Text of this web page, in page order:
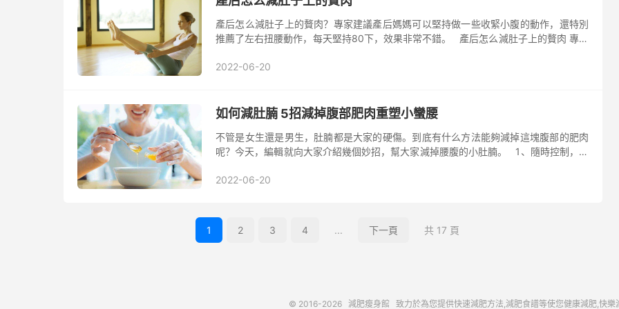
產后怎么減肚子上的贅肉？專家建議產后媽媽可以堅持做一些收緊小腹的動作，還特別
推薦了左右扭腰動作，每天堅持80下，效果非常不錯。 產后怎么減肚子上的贅肉 專家
上...
2022-06-20
如何減肚腩 5招減掉腹部肥肉重塑小蠻腰
不管是女生還是男生，肚腩都是大家的硬傷。到底有什么方法能夠減掉這塊腹部的肥肉
呢？今天，編輯就向大家介紹幾個妙招，幫大家減掉腰腹的小肚腩。 1、隨時控制，保
形，...
2022-06-20
1 2 3 4 ... 下一頁 共 17 頁
© 2016-2026 減肥瘦身館 致力於為您提供快速減肥方法,減肥食譜等使您健康減肥,快樂